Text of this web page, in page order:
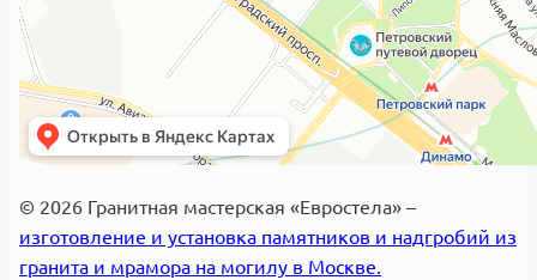
© 2026 Гранитная мастерская «Евростела» –
изготовление и установка памятников и надгробий из
гранита и мрамора на могилу в Москве.